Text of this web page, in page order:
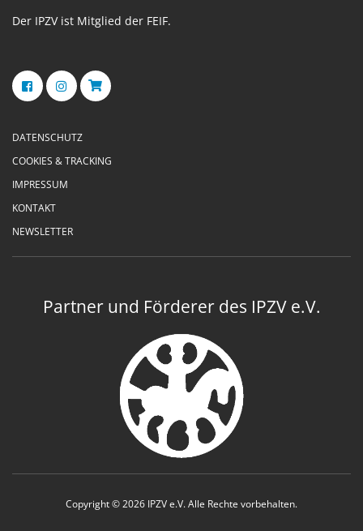
Der IPZV ist Mitglied der FEIF.
DATENSCHUTZ
COOKIES & TRACKING
IMPRESSUM
KONTAKT
NEWSLETTER
Partner und Förderer des IPZV e.V.
Copyright © 2026 IPZV e.V. Alle Rechte vorbehalten.